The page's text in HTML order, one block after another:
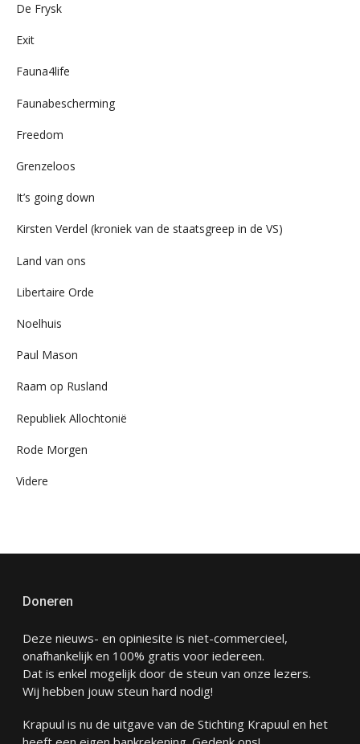
De Frysk
Exit
Fauna4life
Faunabescherming
Freedom
Grenzeloos
It’s going down
Kirsten Verdel (kroniek van de staatsgreep in de VS)
Land van ons
Libertaire Orde
Noelhuis
Paul Mason
Raam op Rusland
Republiek Allochtonië
Rode Morgen
Videre
Doneren
Deze nieuws- en opiniesite is niet-commercieel,
onafhankelijk en 100% gratis voor iedereen.
Dat is enkel mogelijk door de steun van onze lezers.
Wij hebben jouw steun hard nodig!
Krapuul is nu de uitgave van de Stichting Krapuul en het